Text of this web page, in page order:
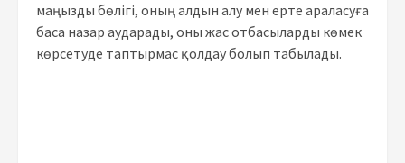
маңызды бөлігі, оның алдын алу мен ерте араласуға
баса назар аударады, оны жас отбасыларды көмек
көрсетуде таптырмас қолдау болып табылады.